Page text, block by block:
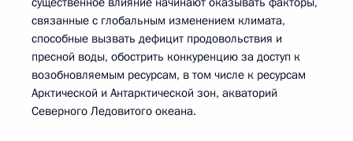
связанные с глобальным изменением климата,
способные вызвать дефицит продовольствия и
пресной воды, обострить конкуренцию за доступ к
возобновляемым ресурсам, в том числе к ресурсам
Арктической и Антарктической зон, акваторий
Северного Ледовитого океана.